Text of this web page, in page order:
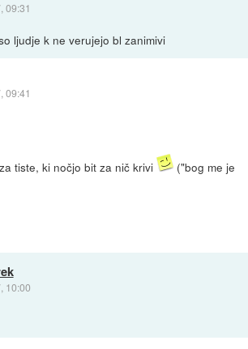
09:31
ljudje k ne verujejo bl zanimivi
09:41
tiste, ki nočjo bit za nič krivi
("bog me je
10:00